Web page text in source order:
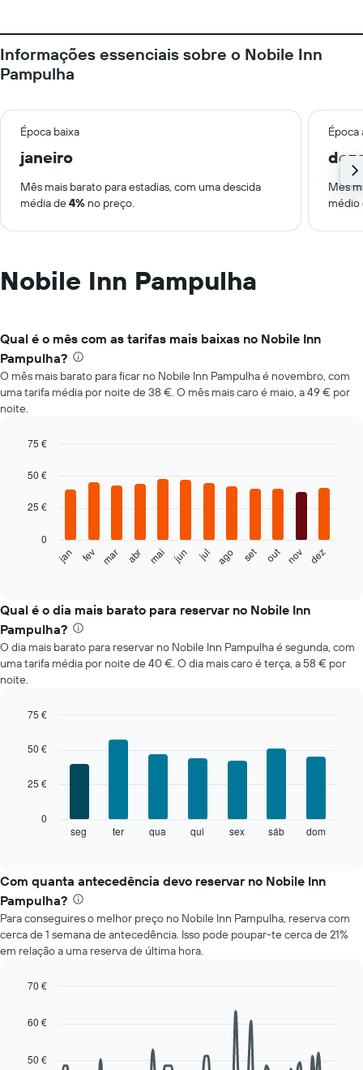
Informações essenciais sobre o Nobile Inn
Pampulha
Época baixa Época
janeiro
Mês mais barato para estadias, com uma descida
média de4% no preço.
Mês
Nobile Inn Pampulha
Qual é o mês com as tarifas mais baixas no Nobile Inn
Pampulha?
O mês mais barato para ficar no Nobile Inn Pampulha é novembro, com
uma tarifa média por noite de 38 €. O mês mais caro é maio, a 49 € por
noite.
chart
bars.
o
preço
médio
de
um
quarto
cada
O
meses
abcissa.
o
preço
médio
de
um
quarto
ordenada
graphic.
jan fev mar abr mai jun jul ago set out nov dez
0
25 €
50 €
75 €
Qual é o dia mais barato para reservar no Nobile Inn
Pampulha?
O dia mais barato para reservar no Nobile Inn Pampulha é segunda, com
uma tarifa média por noite de 40 €. O dia mais caro é terça, a 58 € por
noite.
chart
bars.
o
preço
médio
de
um
quarto
cada
da
semana
gráfico
graphic.
seg ter qua qui sex sáb dom
0
25 €
50 €
75 €
Com quanta antecedência devo reservar no Nobile Inn
Pampulha?
Para conseguires o melhor preço no Nobile Inn Pampulha, reserva com
cerca de 1 semana de antecedência. Isso pode poupar-te cerca de 21%
em relação a uma reserva de última hora.
with
data
50 €
60 €
70 €